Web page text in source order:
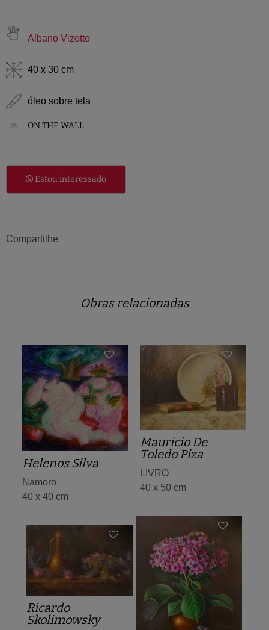
Albano Vizotto
40 x 30 cm
óleo sobre tela
ON THE WALL
Estou interessado
Compartilhe
Obras relacionadas
Helenos Silva
Namoro
40 x 40 cm
Mauricio De
Toledo Piza
LIVRO
40 x 50 cm
Ricardo
Skolimowsky